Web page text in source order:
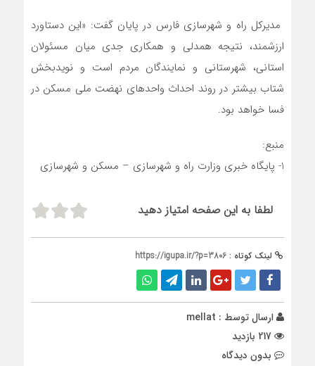
مدیرکل راه و شهرسازی فارس در پایان گفت: «این دستاورد
ارزشمند، نتیجه همدلی و همکاری جدی میان مسئولان
استانی، شهرستانی و نمایندگان مردم است و نویدبخش
شتاب بیشتر در روند احداث واحدهای نهضت ملی مسکن در
فسا خواهد بود.
منبع:
1- پایگاه خبری وزارت راه و شهرسازی – مسکن و شهرسازی
لطفا به این صفحه امتیاز دهید
لینک کوتاه : https://igupa.ir/?p=3806
ارسال توسط : mellat
بدون دیدگاه